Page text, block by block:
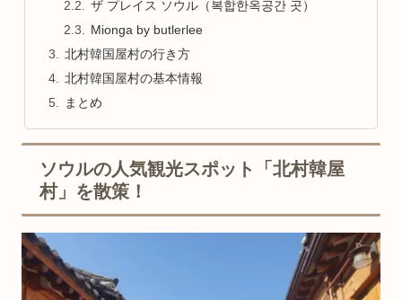
ザ プレイス ソウル（복합한옥공간 곳）
Mionga by butlerlee
北村韓国屋村の行き方
北村韓国屋村の基本情報
まとめ
ソウルの人気観光スポット「北村韓屋
村」を散策！